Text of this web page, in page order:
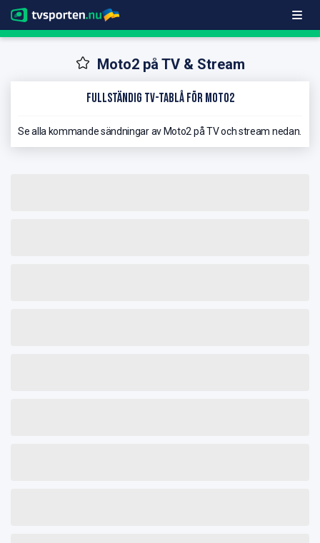
Moto2 på TV & Stream
Fullständig TV-Tablå för Moto2
Se alla kommande sändningar av Moto2 på TV och stream nedan.